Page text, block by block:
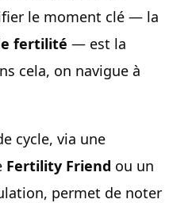
le moment clé — la
fertilité — est la
cela, on navigue à
cycle, via une
Fertility Friend ou un
permet de noter